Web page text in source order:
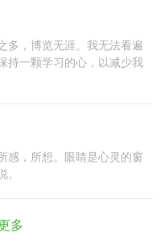
多，博览无涯。我无法看遍
持一颗学习的心，以减少我
感，所想。眼睛是心灵的窗
多